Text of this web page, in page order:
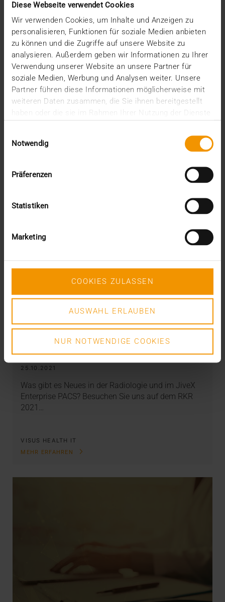
Diese Webseite verwendet Cookies
Wir verwenden Cookies, um Inhalte und Anzeigen zu
personalisieren, Funktionen für soziale Medien anbieten
zu können und die Zugriffe auf unsere Website zu
analysieren. Außerdem geben wir Informationen zu Ihrer
Verwendung unserer Website an unsere Partner für
soziale Medien, Werbung und Analysen weiter. Unsere
Partner führen diese Informationen möglicherweise mit
weiteren Daten zusammen, die Sie ihnen bereitgestellt
haben oder die sie im Rahmen Ihrer Nutzung der Dienste
Notwendig
Präferenzen
Statistiken
Marketing
COOKIES ZULASSEN
AUSWAHL ERLAUBEN
NUR NOTWENDIGE COOKIES
02.11.2021
Mit rund 8.000 Mitarbeitenden weltweit vereint die
CompuGroup Medical (CGM) extrem viel Know-how
in…
VISUS HEALTH IT
MEHR ERFAHREN
EVENTS
RadiologieKongress Ruhr 2021
25.10.2021
Was gibt es Neues in der Radiologie und im JiveX
Enterprise PACS? Besuchen Sie uns auf dem RKR
2021…
VISUS HEALTH IT
MEHR ERFAHREN